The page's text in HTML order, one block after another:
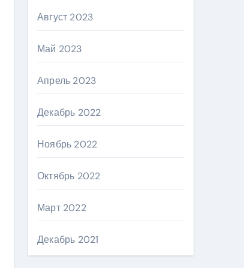
Август 2023
Май 2023
Апрель 2023
Декабрь 2022
Ноябрь 2022
Октябрь 2022
Март 2022
Декабрь 2021